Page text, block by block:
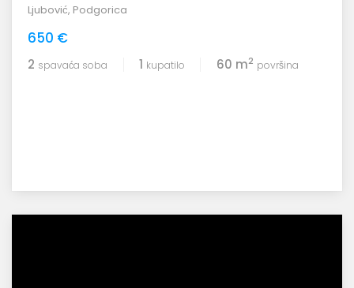
Ljubović, Podgorica
650 €
2 spavaća soba 1 kupatilo 60 m2 površina